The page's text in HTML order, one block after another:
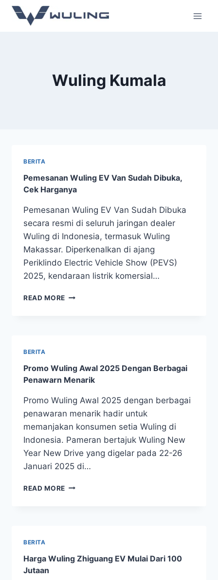
Wuling Kumala
BERITA
Pemesanan Wuling EV Van Sudah Dibuka,
Cek Harganya
Pemesanan Wuling EV Van Sudah Dibuka
secara resmi di seluruh jaringan dealer
Wuling di Indonesia, termasuk Wuling
Makassar. Diperkenalkan di ajang
Periklindo Electric Vehicle Show (PEVS)
2025, kendaraan listrik komersial…
READ MORE
BERITA
Promo Wuling Awal 2025 Dengan Berbagai
Penawarn Menarik
Promo Wuling Awal 2025 dengan berbagai
penawaran menarik hadir untuk
memanjakan konsumen setia Wuling di
Indonesia. Pameran bertajuk Wuling New
Year New Drive yang digelar pada 22-26
Januari 2025 di…
READ MORE
BERITA
Harga Wuling Zhiguang EV Mulai Dari 100
Jutaan